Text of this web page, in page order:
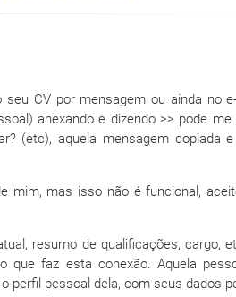
CV por mensagem ou ainda no
anexando e dizendo >> pode me
(etc), aquela mensagem copiada e
mim, mas isso não é funcional,
resumo de qualificações, cargo,
que faz esta conexão. Aquela
perfil pessoal dela, com seus dados